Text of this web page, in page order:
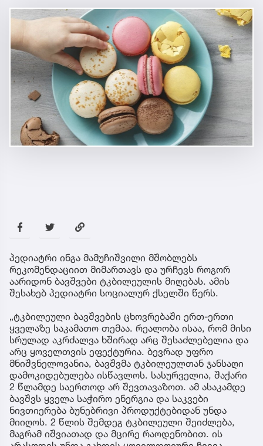
როგორ ავირიდოთ ბავშვი ზედმეტ
ტკბილეულს - პედიატრი ინგა
მამუჩიშვილი გვირჩევს
საზოგადოება 60 წუთის წინ
პედიატრი ინგა მამუჩიშვილი მშობლებს
რეკომენდაციით მიმართავს და ურჩევს როგორ
აარიდონ ბავშვები ტკბილეულის მიღებას. ამის
შესახებ პედიატრი სოციალურ ქსელში წერს.